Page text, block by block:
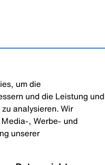
um die
und die Leistung und
analysieren. Wir
, Werbe- und
unserer